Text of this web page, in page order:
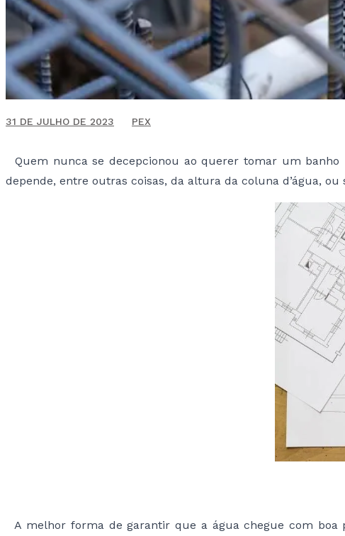
23 DE ABRIL DE 2021
31 DE JULHO DE 2023 PEX
Quem nunca se decepcionou ao querer tomar um
depende, entre outras coisas, da altura da coluna d’água,
A melhor forma de garantir que a água chegue com boa